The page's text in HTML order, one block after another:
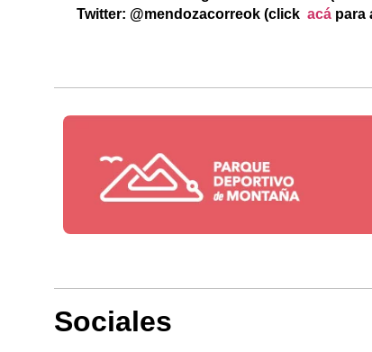
Twitter: @mendozacorreok (click acá para
Sociales